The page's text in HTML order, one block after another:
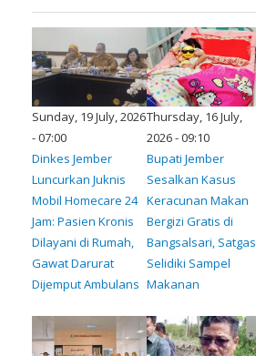
Sunday, 19 July, 2026
- 07:00
Dinkes Jember
Luncurkan Juknis
Mobil Homecare 24
Jam: Pasien Kronis
Dilayani di Rumah,
Gawat Darurat
Dijemput Ambulans
Thursday, 16 July,
2026 - 09:10
Bupati Jember
Sesalkan Kasus
Keracunan Makan
Bergizi Gratis di
Bangsalsari, Satgas
Selidiki Sampel
Makanan